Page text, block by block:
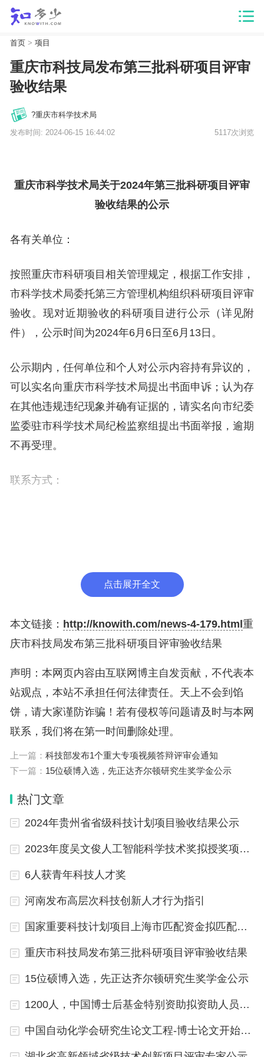
首页> 项目
重庆市科技局发布第三批科研项目评审
验收结果
?重庆市科学技术局
发布时间: 2024-06-15 16:44:02 5117次浏览
重庆市科学技术局关于2024年第三批科研项目评审
验收结果的公示
各有关单位：
按照重庆市科研项目相关管理规定，根据工作安排，
市科学技术局委托第三方管理机构组织科研项目评审
验收。现对近期验收的科研项目进行公示（详见附
件），公示时间为2024年6月6日至6月13日。
公示期内，任何单位和个人对公示内容持有异议的，
可以实名向重庆市科学技术局提出书面申诉；认为存
在其他违规违纪现象并确有证据的，请实名向市纪委
监委驻市科学技术局纪检监察组提出书面举报，逾期
不再受理。
联系方式：
邮政编码：401147
附件：2024年第三批科研项目评审验收结果清单
重庆市科学技术局
点击展开全文
本文链接： http://knowith.com/news-4-179.html 重
庆市科技局发布第三批科研项目评审验收结果
声明：本网页内容由互联网博主自发贡献，不代表本
站观点，本站不承担任何法律责任。天上不会到馅
饼，请大家谨防诈骗！若有侵权等问题请及时与本网
联系，我们将在第一时间删除处理。
上一篇： 科技部发布1个重大专项视频答辩评审会通知
下一篇： 15位硕博入选，先正达齐尔顿研究生奖学金公示
热门文章
2024年贵州省省级科技计划项目验收结果公示
2023年度吴文俊人工智能科学技术奖拟授奖项目公示
6人获青年科技人才奖
河南发布高层次科技创新人才行为指引
国家重要科技计划项目上海市匹配资金拟匹配项目公示
重庆市科技局发布第三批科研项目评审验收结果
15位硕博入选，先正达齐尔顿研究生奖学金公示
1200人，中国博士后基金特别资助拟资助人员名单出炉
中国自动化学会研究生论文工程-博士论文开始推荐